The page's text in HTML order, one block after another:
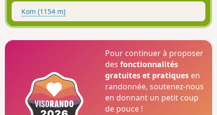
Kom (1154 m)
Pour continuer à proposer
desfonctionnalités
gratuites et pratiques en
randonnée, soutenez-nous
en donnant un petit coup
de pouce !